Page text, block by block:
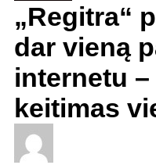
„Regitra“
dar vieną
internetu
keitimas